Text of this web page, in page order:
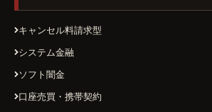
キャンセル料請求型
システム金融
ソフト闇金
口座売買・携帯契約